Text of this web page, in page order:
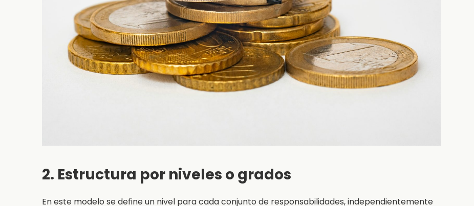
2. Estructura por niveles o grados
En este modelo se define un nivel para cada conjunto de responsabilidades, independientemente